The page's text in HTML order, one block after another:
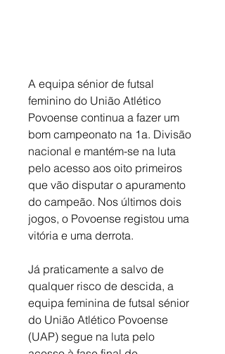
A equipa sénior de futsal
feminino do União Atlético
Povoense continua a fazer um
bom campeonato na 1a. Divisão
nacional e mantém-se na luta
pelo acesso aos oito primeiros
que vão disputar o apuramento
do campeão. Nos últimos dois
jogos, o Povoense registou uma
vitória e uma derrota.
Já praticamente a salvo de
qualquer risco de descida, a
equipa feminina de futsal sénior
do União Atlético Povoense
(UAP) segue na luta pelo